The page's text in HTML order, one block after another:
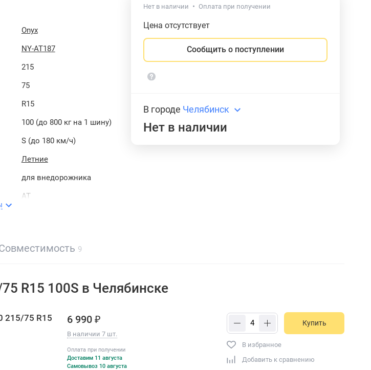
Onyx
NY-AT187
215
75
R15
100 (до 800 кг на 1 шину)
S (до 180 км/ч)
Летние
для внедорожника
AT
Китай
2025-2026
Нет в наличии Оплата при получении
Цена отсутствует
Сообщить о поступлении
В городе Челябинск
Нет в наличии
9
R15 100S в Челябинске
215/75 R15
6 990 ₽
В наличии 7 шт.
Оплата при получении
Доставим 11 августа
Самовывоз 10 августа
Купить
В избранное
Добавить к сравнению